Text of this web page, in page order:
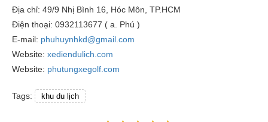
Địa chỉ: 49/9 Nhị Bình 16, Hóc Môn, TP.HCM
Điện thoại: 0932113677 ( a. Phú )
E-mail: phuhuynhkd@gmail.com
Website: xediendulich.com
Website: phutungxegolf.com
Tags: khu du lịch